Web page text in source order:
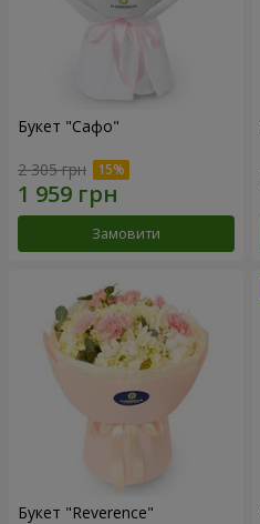
Букет "Сафо"
2 305 грн
Замовити
Букет "Reverence"